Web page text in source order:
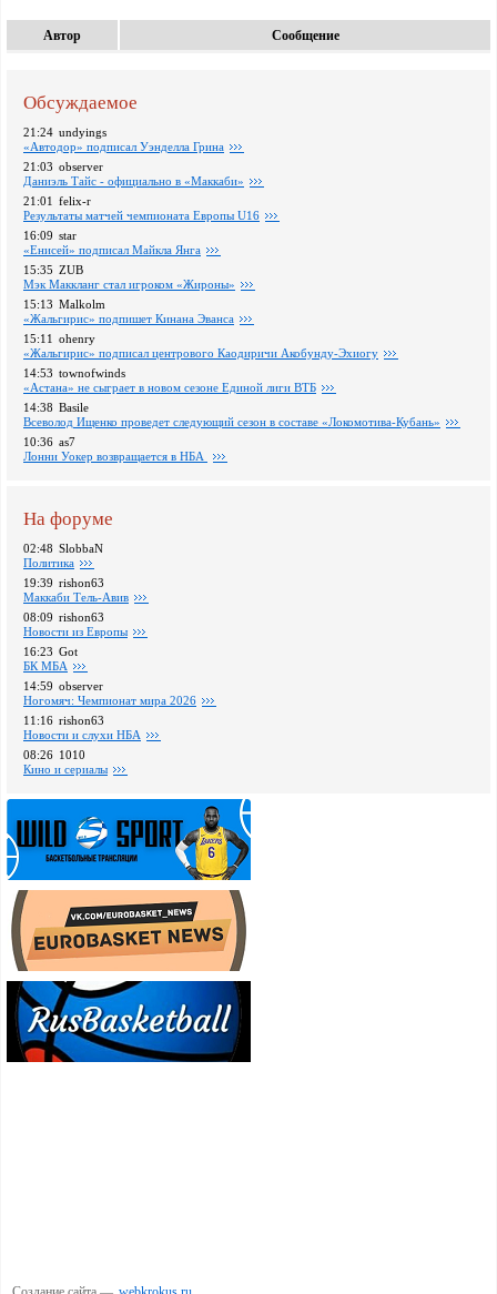
Автор Сообщение
Обсуждаемое
21:24 undyings
«Автодор» подписал Уэнделла Грина
21:03 observer
Даниэль Тайс - официально в «Маккаби»
21:01
felix-r
Pезультаты матчей чемпионата Европы U16
16:09 star
«Енисей» подписал Майкла Янга
15:35 ZUB
Мэк Маккланг стал игроком «Жироны»
15:13 Malkolm
«Жальгирис» подпишет Кинана Эванса
15:11
ohenry
«Жальгирис» подписал центрового Каодиричи Акобунду-Эхиогу
14:53 townofwinds
«Астана» не сыграет в новом сезоне Единой лиги ВТБ
14:38 Basile
Всеволод Ищенко проведет следующий сезон в составе «Локомотива-Кубань»
10:36 as7
Лонни Уокер возвращается в НБА
На форуме
02:48 SlobbaN
Политика
19:39 rishon63
Маккаби Тель-Авив
08:09 rishon63
Новости из Европы
16:23 Got
БК МБА
14:59 observer
Ногомяч: Чемпионат мира 2026
11:16 rishon63
Новости и слухи НБА
08:26 1010
Кино и сериалы